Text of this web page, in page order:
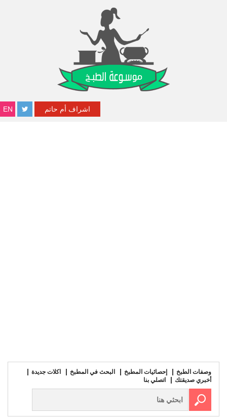
EN اشراف أم حاتم
وصفات الطبخ إحصائيات المطبخ البحث في المطبخ
اكلات جديدة
أخبري صديقتك
اتصلي بنا